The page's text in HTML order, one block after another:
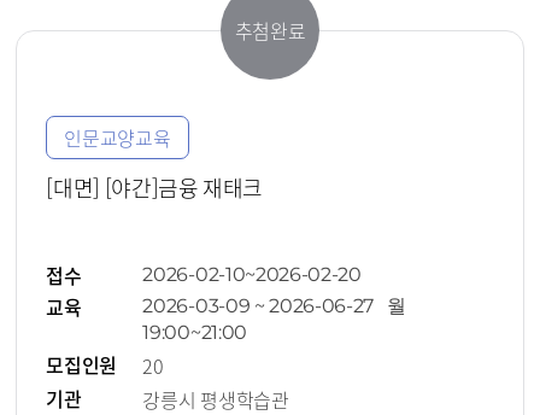
추첨완료
인문교양교육
[대면] [야간]금융 재태크
접수 2026-02-10~2026-02-20
교육
2026-03-09 ~ 2026-06-27 월
19:00~21:00
모집인원
20
기관
강릉시 평생학습관